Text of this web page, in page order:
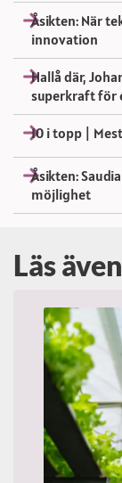
Åsikten: När
innovation
Hallå där,
superkraft för
10 i topp |
Åsikten:
möjlighet
Läs även